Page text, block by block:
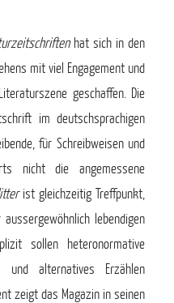
hat sich in den
mit viel Engagement und
geschaffen. Die
im deutschsprachigen
für Schreibweisen und
nicht die angemessene
ist gleichzeitig Treffpunkt,
lebendigen
sollen heteronormative
und alternatives Erzählen
zeigt das Magazin in seinen